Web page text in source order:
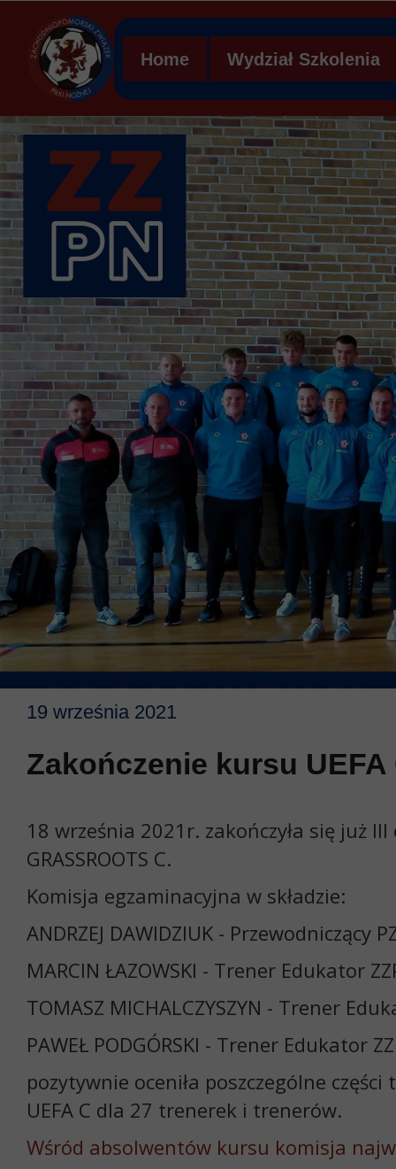
Home Wydział Szkolenia
Regulamin WS ZZPN
Struktura
Ławka kar
Mobilna Akademia
19 września 2021
Zakończenie kursu UEFA
18 września 2021r. zakończyła się już
GRASSROOTS C.
Komisja egzaminacyjna w składzie:
ANDRZEJ DAWIDZIUK - Przewodniczący
MARCIN ŁAZOWSKI - Trener Edukator
TOMASZ MICHALCZYSZYN - Trener
PAWEŁ PODGÓRSKI - Trener Edukator
pozytywnie oceniła poszczególne
UEFA C dla 27 trenerek i trenerów.
Wśród absolwentów kursu komisja